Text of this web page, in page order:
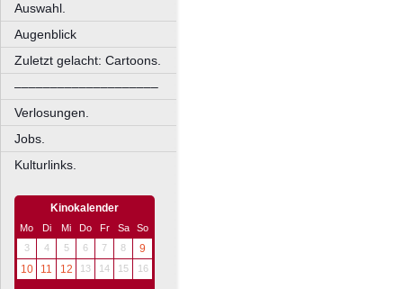
Auswahl.
Augenblick
Zuletzt gelacht: Cartoons.
––––––––––––––––––––
Verlosungen.
Jobs.
Kulturlinks.
Kinokalender
Mo Di Mi Do Fr Sa
So
3
4 5 6 7 8
9
10
11 12 13 14 15 16